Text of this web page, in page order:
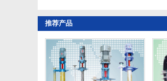
推荐产品